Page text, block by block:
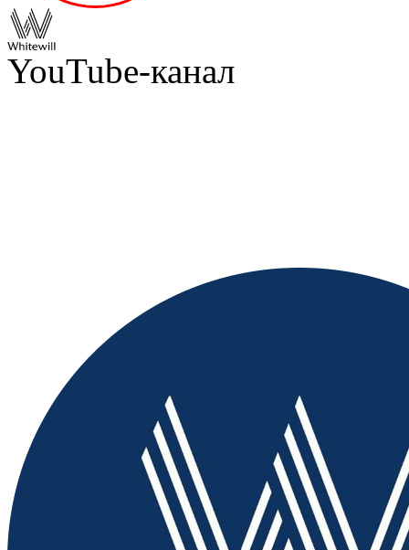
YouTube-канал